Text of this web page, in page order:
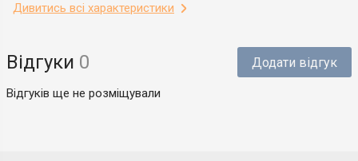
Дивитись всі характеристики
Відгуки 0 Додати відгук
Відгуків ще не розміщували